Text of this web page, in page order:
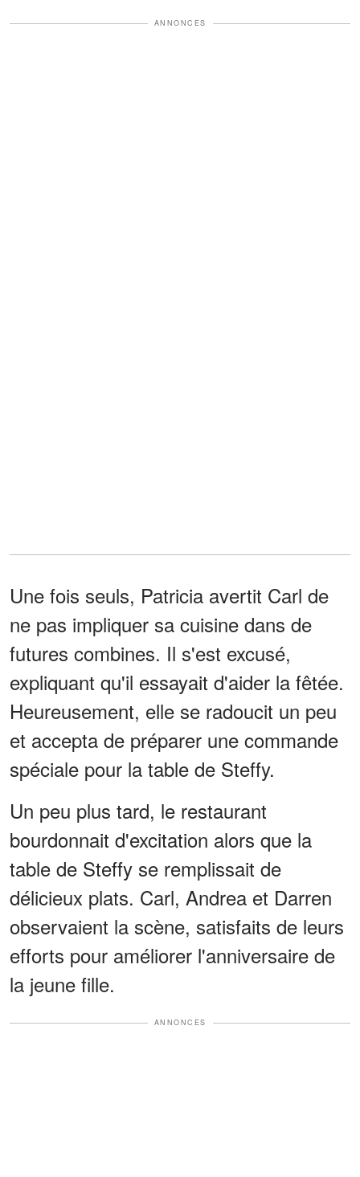
ANNONCES
Une fois seuls, Patricia avertit Carl de
ne pas impliquer sa cuisine dans de
futures combines. Il s'est excusé,
expliquant qu'il essayait d'aider la fêtée.
Heureusement, elle se radoucit un peu
et accepta de préparer une commande
spéciale pour la table de Steffy.
Un peu plus tard, le restaurant
bourdonnait d'excitation alors que la
table de Steffy se remplissait de
délicieux plats. Carl, Andrea et Darren
observaient la scène, satisfaits de leurs
efforts pour améliorer l'anniversaire de
la jeune fille.
ANNONCES